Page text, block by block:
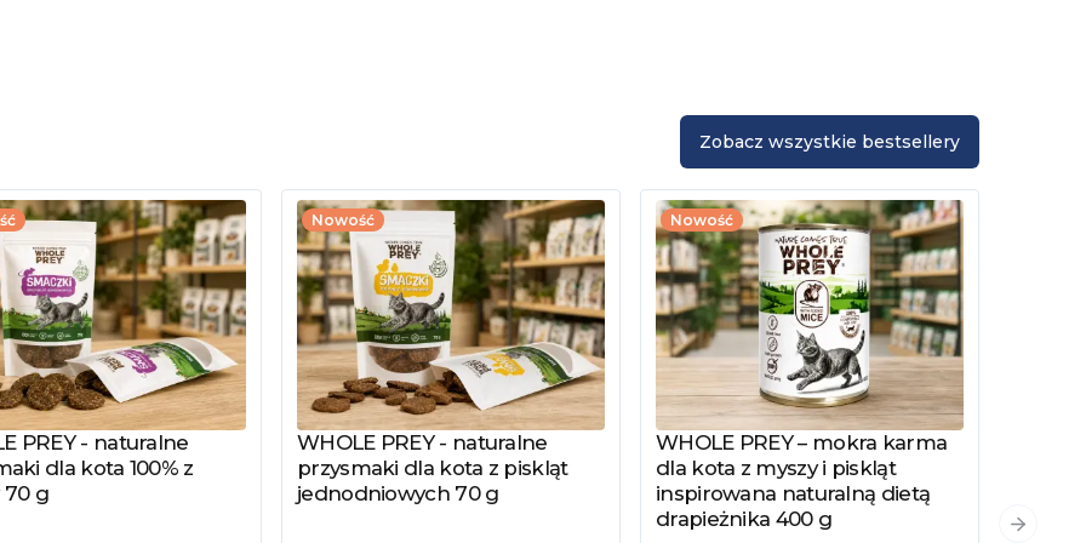
Zobacz wszystkie bestsellery
produkt
PREY - naturalne
dla kota 100% z
70 g
Nowość
Zobacz produkt
WHOLE PREY - naturalne
przysmaki dla kota z piskląt
jednodniowych 70 g
Nowość
Zobacz produkt
WHOLE PREY – mokra karma
dla kota z myszy i piskląt
inspirowana naturalną dietą
drapieżnika 400 g